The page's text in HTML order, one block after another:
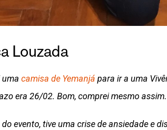
Louzada
umacamisa de Yemanjá para ir a uma
era 26/02. Bom, comprei mesmo assim.
evento, tive uma crise de ansiedade e